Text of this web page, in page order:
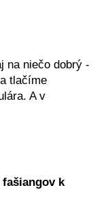
na niečo dobrý -
tlačíme
A v
fašiangov k